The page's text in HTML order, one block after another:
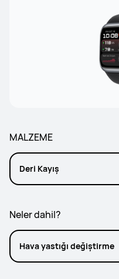
MALZEME
Deri Kayış
Neler dahil?
Hava yastığı değiştirme